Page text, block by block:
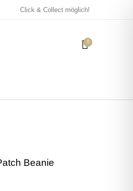
Click & Collect möglich!
0
Beanie